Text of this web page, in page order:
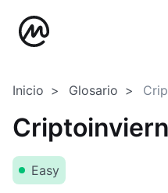
Inicio Glosario
Easy